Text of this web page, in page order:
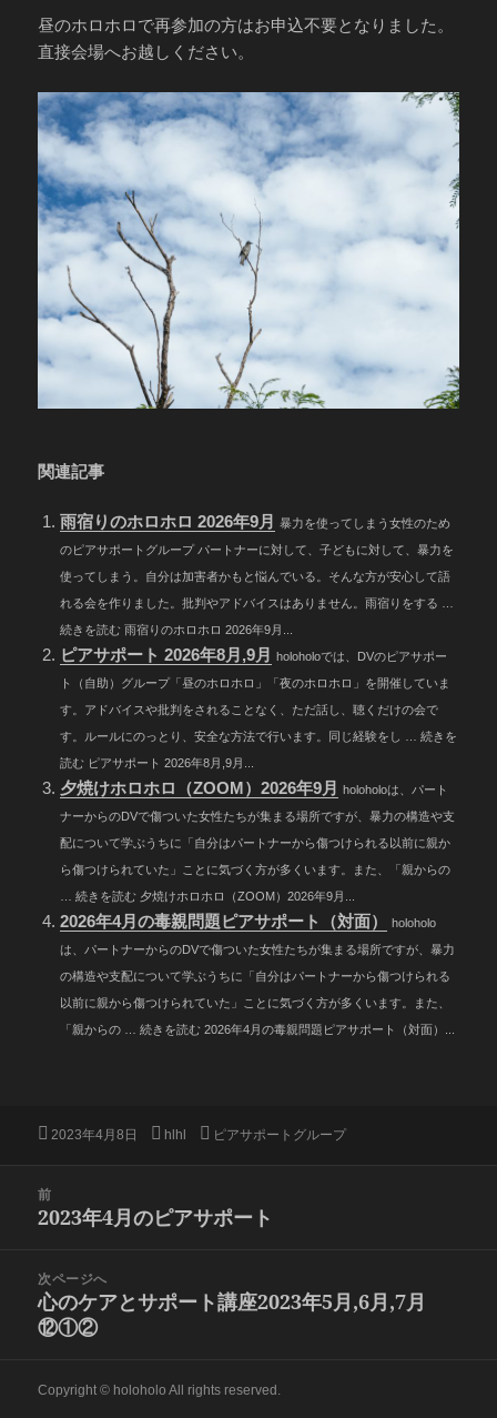
昼のホロホロで再参加の方はお申込不要となりました。
直接会場へお越しください。
関連記事
雨宿りのホロホロ 2026年9月
暴力を使ってしまう女性のため
のピアサポートグループ パートナーに対して、子どもに対して、暴力を
使ってしまう。自分は加害者かもと悩んでいる。そんな方が安心して語
れる会を作りました。批判やアドバイスはありません。雨宿りをする …
続きを読む 雨宿りのホロホロ 2026年9月...
ピアサポート 2026年8月,9月
holoholoでは、DVのピアサポー
ト（自助）グループ「昼のホロホロ」「夜のホロホロ」を開催していま
す。アドバイスや批判をされることなく、ただ話し、聴くだけの会で
す。ルールにのっとり、安全な方法で行います。同じ経験をし … 続きを
読む ピアサポート 2026年8月,9月...
夕焼けホロホロ（ZOOM）2026年9月
holoholoは、パート
ナーからのDVで傷ついた女性たちが集まる場所ですが、暴力の構造や支
配について学ぶうちに「自分はパートナーから傷つけられる以前に親か
ら傷つけられていた」ことに気づく方が多くいます。また、「親からの
… 続きを読む 夕焼けホロホロ（ZOOM）2026年9月...
2026年4月の毒親問題ピアサポート（対面）
holoholo
は、パートナーからのDVで傷ついた女性たちが集まる場所ですが、暴力
の構造や支配について学ぶうちに「自分はパートナーから傷つけられる
以前に親から傷つけられていた」ことに気づく方が多くいます。また、
「親からの … 続きを読む 2026年4月の毒親問題ピアサポート（対面）...
投
2023年4月8日
作
hlhl
カ
ー
ピアサポートグループ
前
前
投
稿:
2023年4月のピアサポート
次ページへ
次
の
稿:
心のケアとサポート講座2023年5月,6月,7月
⑫①②
Copyright © holoholo All rights reserved.